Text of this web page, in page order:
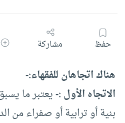
حفظ مشاركة
هناك اتجاهان للفقهاء:-
الاتجاه الأول :-يعتبر ما
بنية أو ترابية أو صفراء من